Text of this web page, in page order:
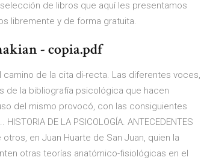
de libros que aquí les presentamos
libremente y de forma gratuita.
- copia.pdf
de la cita di-recta. Las diferentes voces,
de la bibliografía psicológica que hacen
del mismo provocó, con las consiguientes
DE LA PSICOLOGÍA. ANTECEDENTES
otros, en Juan Huarte de San Juan, quien la
otras teorías anatómico-fisiológicas en el